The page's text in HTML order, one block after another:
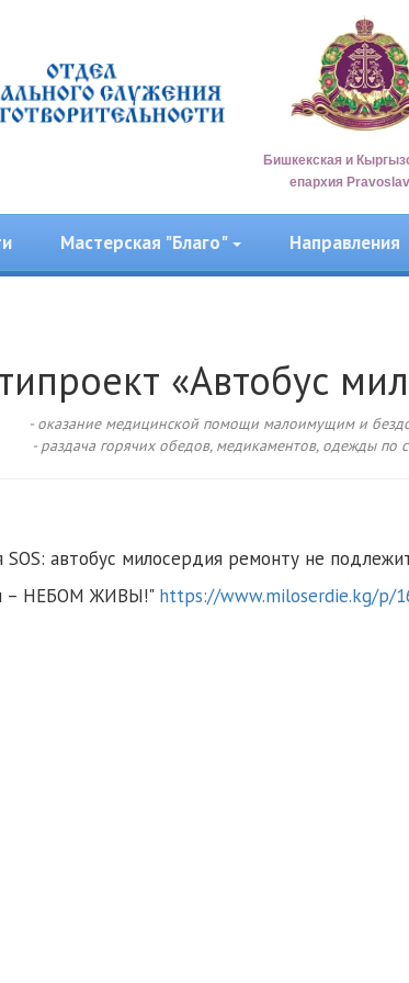
Бишкекская и
епархия
Мастерская "Благо" Направления
«Автобус
- оказание медицинской помощи малоимущим и
автобус милосердия ремонту не
– НЕБОМ ЖИВЫ!" https://www.miloserdie.kg/p/